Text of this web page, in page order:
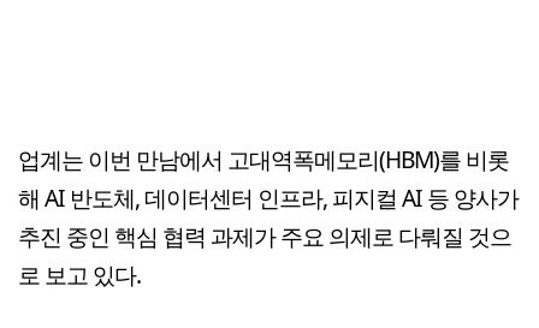
업계는 이번 만남에서 고대역폭메모리(HBM)를 비롯
해 AI 반도체, 데이터센터 인프라, 피지컬 AI 등 양사가
추진 중인 핵심 협력 과제가 주요 의제로 다뤄질 것으
로 보고 있다.